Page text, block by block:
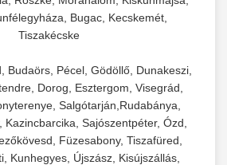
Bugac, Kecskemét,
Tiszakécske
Budaörs, Pécel, Gödöllő, Dunakeszi,
Dorog, Esztergom, Visegrád,
Salgótarján,Rudabánya,
Kazincbarcika, Sajószentpéter, Ózd,
Füzesabony, Tiszafüred,
Kunhegyes, Újszász, Kisújszállás,